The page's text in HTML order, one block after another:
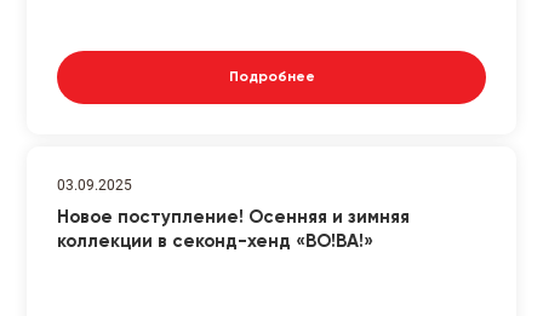
Подробнее
03.09.2025
Новое поступление! Осенняя и зимняя
коллекции в секонд-хенд «ВО!ВА!»